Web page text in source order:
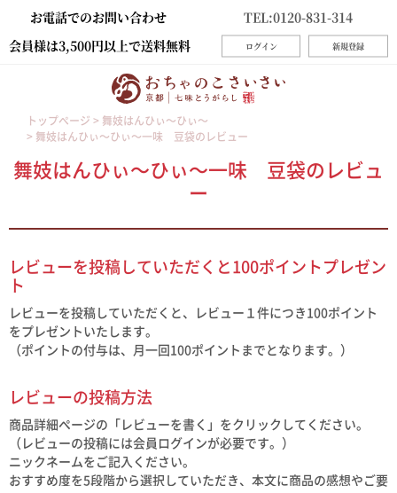
お電話でのお問い合わせ
TEL:0120-831-314
会員様は3,500円以上で送料無料
ログイン 新規登録
トップページ
舞妓はんひぃ～ひぃ～
舞妓はんひぃ～ひぃ～一味 豆袋のレビュー
舞妓はんひぃ～ひぃ～一味 豆袋のレビュ
ー
レビューを投稿していただくと100ポイントプレゼン
ト
レビューを投稿していただくと、レビュー１件につき100ポイント
をプレゼントいたします。
（ポイントの付与は、月一回100ポイントまでとなります。）
レビューの投稿方法
商品詳細ページの「レビューを書く」をクリックしてください。
（レビューの投稿には会員ログインが必要です。）
ニックネームをご記入ください。
おすすめ度を5段階から選択していただき、本文に商品の感想やご要